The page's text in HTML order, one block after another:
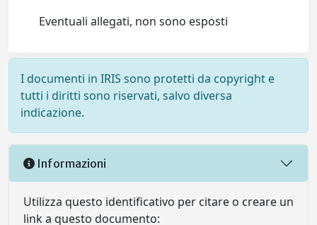
Eventuali allegati, non sono esposti
I documenti in IRIS sono protetti da copyright e
tutti i diritti sono riservati, salvo diversa
indicazione.
Informazioni
Utilizza questo identificativo per citare o creare un
link a questo documento: